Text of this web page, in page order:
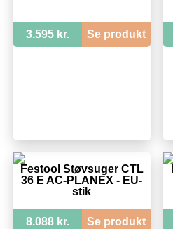
3.595 kr. Se produkt
Festool Støvsuger CTL
36 E AC-PLANEX - EU-
stik
8.088 kr. Se produkt